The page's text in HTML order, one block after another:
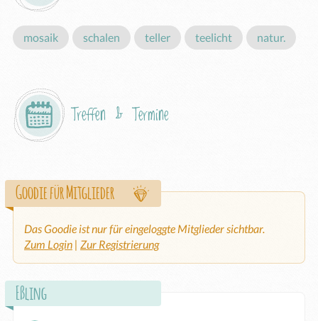
mosaik schalen teller teelicht natur.
Treffen & Termine
Goodie für Mitglieder
Das Goodie ist nur für eingeloggte Mitglieder sichtbar.
Zum Login | Zur Registrierung
Eßling